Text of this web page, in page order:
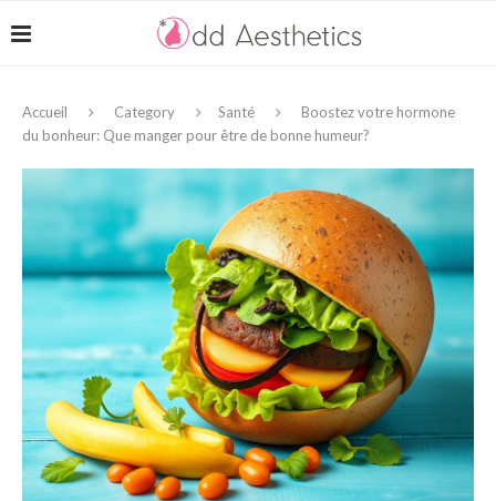
Accueil Category Santé
Boostez votre hormone
du bonheur: Que manger pour être de bonne humeur?